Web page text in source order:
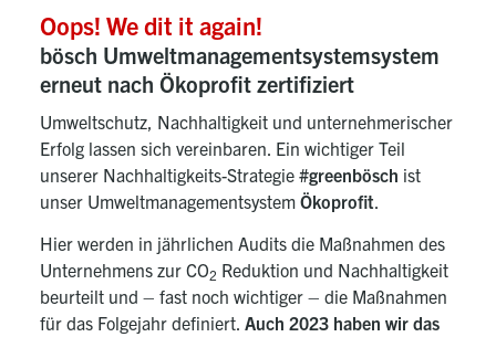
Oops! We dit it again!
bösch Umweltmanagementsystemsystem
erneut nach Ökoprofit zertifiziert
Umweltschutz, Nachhaltigkeit und unternehmerischer
Erfolg lassen sich vereinbaren. Ein wichtiger Teil
unserer Nachhaltigkeits-Strategie #greenbösch ist
unser Umweltmanagementsystem Ökoprofit.
Hier werden in jährlichen Audits die Maßnahmen des
Unternehmens zur CO2 Reduktion und Nachhaltigkeit
beurteilt und – fast noch wichtiger – die Maßnahmen
für das Folgejahr definiert. Auch 2023 haben wir das